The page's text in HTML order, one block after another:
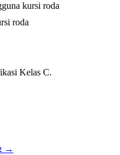
kursi roda
roda
Kelas C.
→